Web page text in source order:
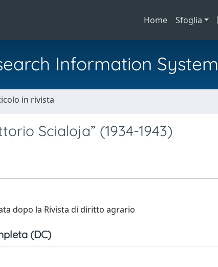
Home Sfoglia
Information System
in rivista
Scialoja” (1934-1943)
dopo la Rivista di diritto agrario
(DC)